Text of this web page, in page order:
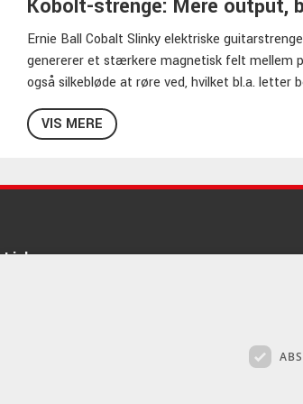
Kobolt-strenge: Mere output,
Ernie Ball Cobalt Slinky elektriske
genererer et stærkere magnetisk felt mellem
også silkebløde at røre ved, hvilket bl.a. letter
Uanset om dit instrument har 4, 5, 6 eller 7
Power til kombinationer af Top/Bottom
VIS MERE
Links